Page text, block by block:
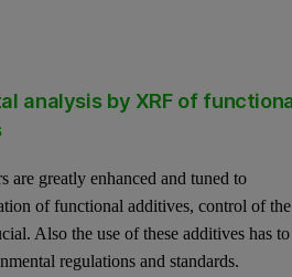
analysis by XRF of
are greatly enhanced and tuned to
of functional additives, control of the
Also the use of these additives has to
regulations and standards.